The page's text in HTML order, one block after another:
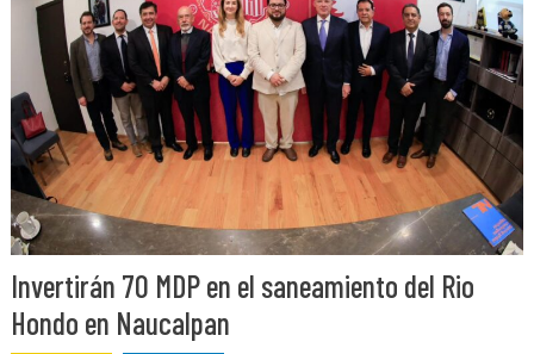
Invertirán 70 MDP en el saneamiento del Rio
Hondo en Naucalpan